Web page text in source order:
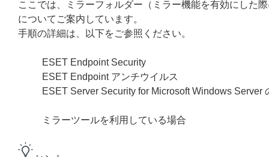
ここでは、ミラーフォルダー（ミラー機能を有効にした
についてご案内しています。
手順の詳細は、以下をご参照ください。
ESET Endpoint Security
ESET Endpoint アンチウイルス
ESET Server Security for Microsoft Windows Server
ミラーツールを利用している場合